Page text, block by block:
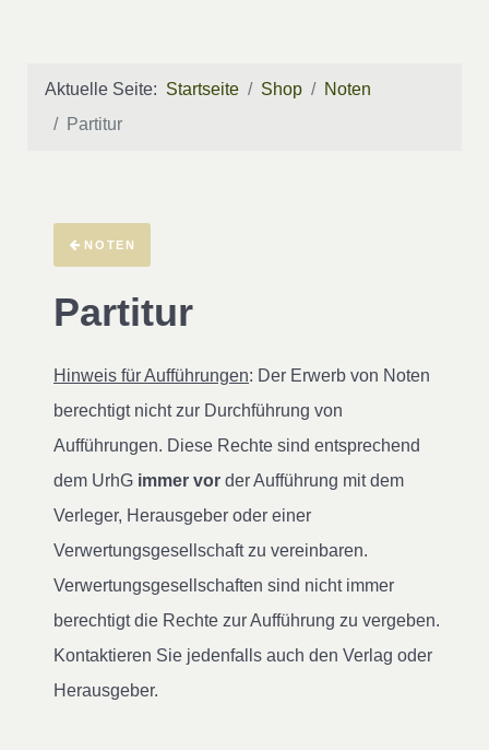
Aktuelle Seite: Startseite Shop
Noten
Partitur
NOTEN
Partitur
Hinweis für Aufführungen: Der Erwerb von Noten
berechtigt nicht zur Durchführung von
Aufführungen. Diese Rechte sind entsprechend
dem UrhG immer vor der Aufführung mit dem
Verleger, Herausgeber oder einer
Verwertungsgesellschaft zu vereinbaren.
Verwertungsgesellschaften sind nicht immer
berechtigt die Rechte zur Aufführung zu vergeben.
Kontaktieren Sie jedenfalls auch den Verlag oder
Herausgeber.